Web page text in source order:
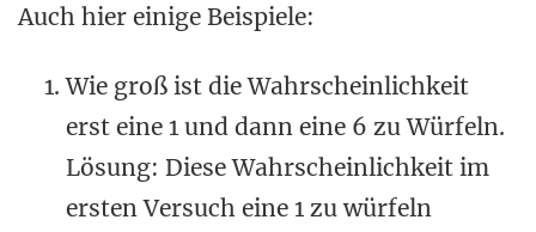
Auch hier einige Beispiele:
Wie groß ist die Wahrscheinlichkeit
erst eine 1 und dann eine 6 zu Würfeln.
Lösung: Diese Wahrscheinlichkeit im
ersten Versuch eine 1 zu würfeln